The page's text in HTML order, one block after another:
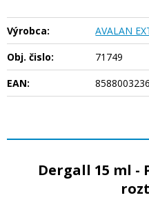
Výrobca:
AVALAN
Obj. čislo:
71749
EAN:
Dergall 15 ml